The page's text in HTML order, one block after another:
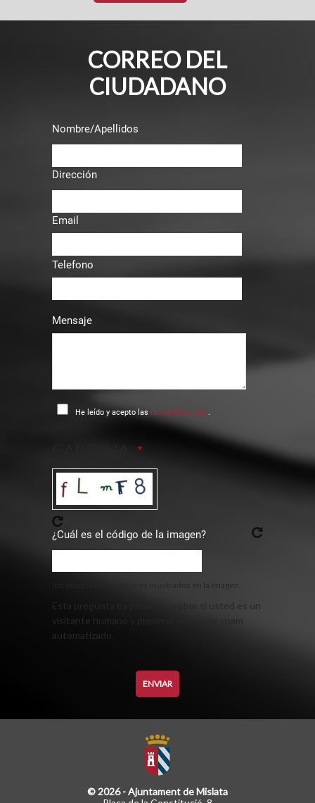
CORREO DEL
CIUDADANO
Nombre/Apellidos
Dirección
Email
Telefono
Mensaje
He leído y acepto las terms of service.
¿Cuál es el código de la imagen?
Introduzca los caracteres mostrados en la imagen.
Esta pregunta es para comprobar si usted es un
visitante humano y prevenir envíos de spam
automatizado.
© 2026 - Ajuntament de Mislata